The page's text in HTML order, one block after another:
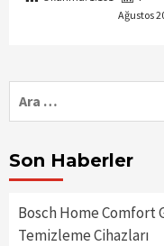
Ağustos
Son Haberler
Bosch Home Comfort
Temizleme Cihazları